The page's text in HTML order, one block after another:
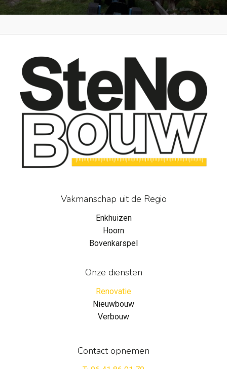
Vakmanschap uit de Regio
Enkhuizen
Hoorn
Bovenkarspel
Onze diensten
Renovatie
Nieuwbouw
Verbouw
Contact opnemen